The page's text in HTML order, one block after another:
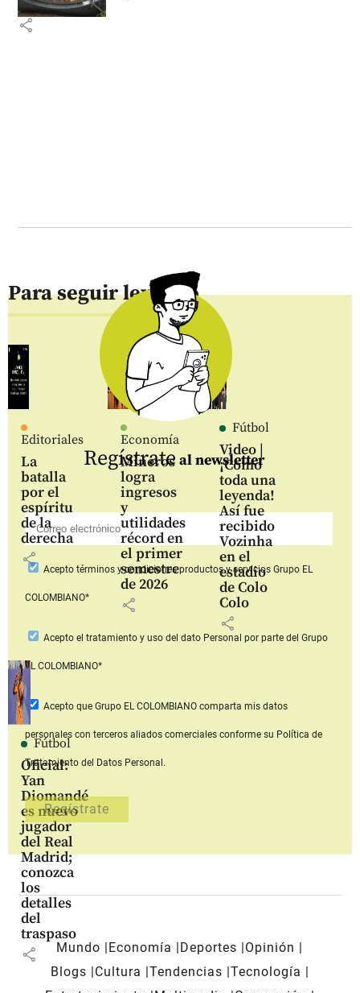
share
Para seguir leyendo
Editoriales
La
batalla
por el
espíritu
de la
derecha
share
Economía
Mineros
logra
ingresos
y
utilidades
récord en
el primer
semestre
de 2026
share
Fútbol
Video |
¡Como
toda una
leyenda!
Así fue
recibido
Vozinha
en el
estadio
de Colo
Colo
share
Fútbol
Oficial:
Yan
Diomandé
es nuevo
jugador
del Real
Madrid;
conozca
los
detalles
del
traspaso
share
Regístrate al newsletter
Aceptotérminos y condiciones productos y serviciosGrupo EL
COLOMBIANO*
Acepto el tratamiento y uso del dato Personal por parte del Grupo
EL COLOMBIANO*
Acepto que Grupo EL COLOMBIANOcomparta mis datos
personales con terceros aliados comerciales conforme su Política de
Tratamiento del Datos Personal.
Mundo Economía Deportes
Opinión
Blogs
Cultura Tendencias Tecnología